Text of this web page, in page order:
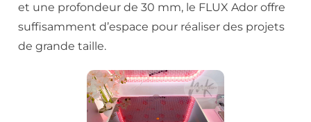
et une profondeur de 30 mm, le FLUX Ador offre
suffisamment d’espace pour réaliser des projets
de grande taille.